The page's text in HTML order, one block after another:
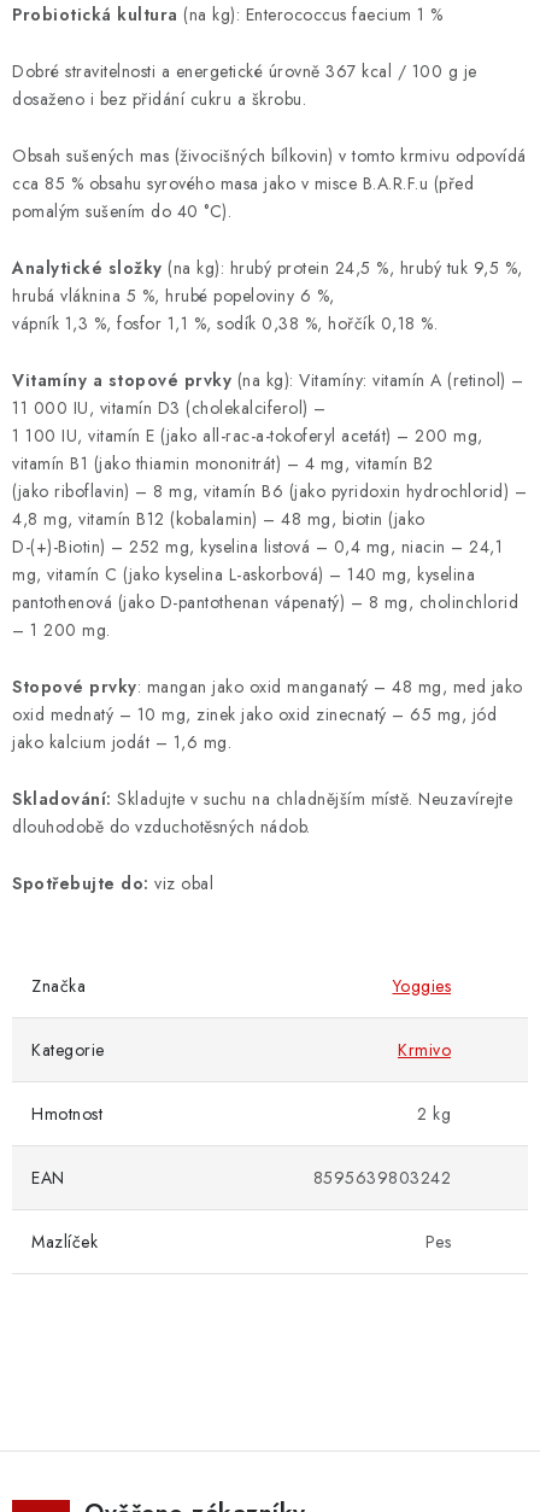
Probiotická kultura (na kg): Enterococcus faecium 1 %
Dobré stravitelnosti a energetické úrovně 367 kcal / 100 g je
dosaženo i bez přidání cukru a škrobu.
Obsah sušených mas (živocišných bílkovin) v tomto krmivu odpovídá
cca 85 % obsahu syrového masa jako v misce B.A.R.F.u (před
pomalým sušením do 40 °C).
Analytické složky (na kg): hrubý protein 24,5 %, hrubý tuk 9,5 %,
hrubá vláknina 5 %, hrubé popeloviny 6 %,
vápník 1,3 %, fosfor 1,1 %, sodík 0,38 %, hořčík 0,18 %.
Vitamíny a stopové prvky (na kg): Vitamíny: vitamín A (retinol) –
11 000 IU, vitamín D3 (cholekalciferol) –
1 100 IU, vitamín E (jako all-rac-a-tokoferyl acetát) – 200 mg,
vitamín B1 (jako thiamin mononitrát) – 4 mg, vitamín B2
(jako riboflavin) – 8 mg, vitamín B6 (jako pyridoxin hydrochlorid) –
4,8 mg, vitamín B12 (kobalamin) – 48 mg, biotin (jako
D-(+)-Biotin) – 252 mg, kyselina listová – 0,4 mg, niacin – 24,1
mg, vitamín C (jako kyselina L-askorbová) – 140 mg, kyselina
pantothenová (jako D-pantothenan vápenatý) – 8 mg, cholinchlorid
– 1 200 mg.
Stopové prvky: mangan jako oxid manganatý – 48 mg, med jako
oxid mednatý – 10 mg, zinek jako oxid zinecnatý – 65 mg, jód
jako kalcium jodát – 1,6 mg.
Skladování: Skladujte v suchu na chladnějším místě. Neuzavírejte
dlouhodobě do vzduchotěsných nádob.
Spotřebujte do: viz obal
Značka Yoggies
Kategorie Krmivo
Hmotnost 2 kg
EAN 8595639803242
Mazlíček Pes